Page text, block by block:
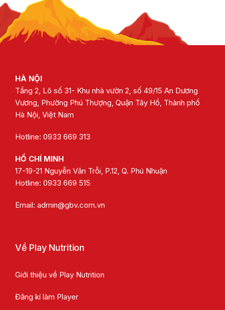
HÀ NỘI
Tầng 2, Lô số 31- Khu nhà vườn 2, số 49/15 An Dương
Vương, Phường Phú Thượng, Quận Tây Hồ, Thành phố
Hà Nội, Việt Nam
Hotline: 0933 669 313
HỒ CHÍ MINH
17-19-21 Nguyễn Văn Trỗi, P.12, Q. Phú Nhuận
Hotline: 0933 669 515
Email: admin@gbv.com.vn
Về Play Nutrition
Giới thiệu về Play Nutrition
Đăng kí làm Player